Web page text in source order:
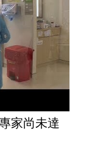
家尚未達